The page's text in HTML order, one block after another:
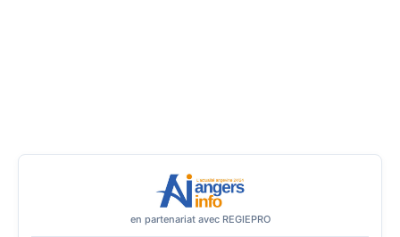
en partenariat avec REGIEPRO